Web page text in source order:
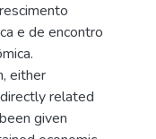
e de encontro
either
related
given